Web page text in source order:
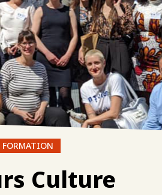
FORMATION
Culture